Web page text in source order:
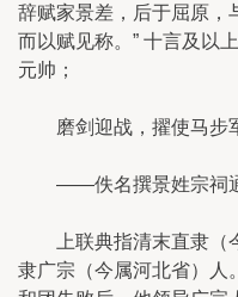
辞赋家景差，后于屈原，
而以赋见称。” 十言及
元帅；
磨剑迎战，擢使马步
——佚名撰景姓宗祠
上联典指清末直隶（
隶广宗（今属河北省）人